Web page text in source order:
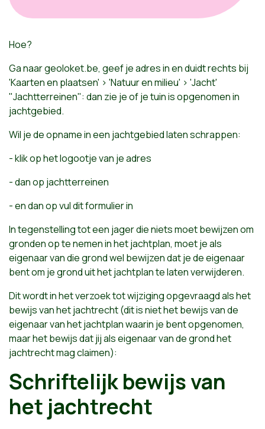
Hoe?
Ga naar geoloket.be, geef je adres in en duidt rechts bij
'Kaarten en plaatsen' > 'Natuur en milieu' > 'Jacht'
"Jachtterreinen": dan zie je of je tuin is opgenomen in
jachtgebied.
Wil je de opname in een jachtgebied laten schrappen:
- klik op het logootje van je adres
- dan op jachtterreinen
- en dan op vul dit formulier in
In tegenstelling tot een jager die niets moet bewijzen om
gronden op te nemen in het jachtplan, moet je als
eigenaar van die grond wel bewijzen dat je de eigenaar
bent om je grond uit het jachtplan te laten verwijderen.
Dit wordt in het verzoek tot wijziging opgevraagd als het
bewijs van het jachtrecht (dit is niet het bewijs van de
eigenaar van het jachtplan waarin je bent opgenomen,
maar het bewijs dat jij als eigenaar van de grond het
jachtrecht mag claimen):
Schriftelijk bewijs van
het jachtrecht